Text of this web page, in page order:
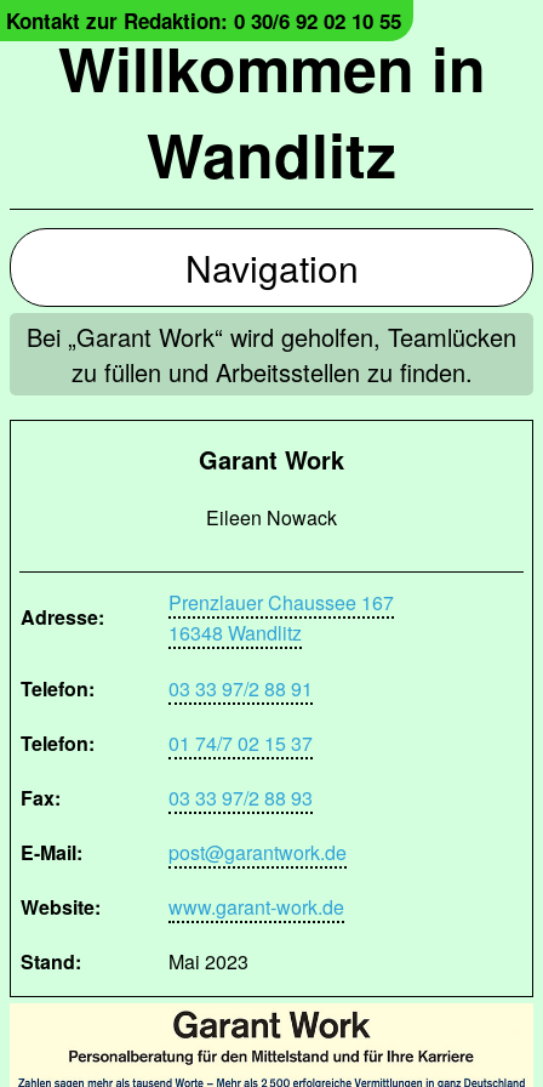
Willkommen in
Wandlitz
Kontakt zur Redaktion: 0 30/6 92 02 10 55
Navigation
Bei „Garant Work“ wird geholfen, Teamlücken
zu füllen und Arbeitsstellen zu finden.
Garant Work
Eileen Nowack
Adresse:
Prenzlauer Chaussee 167
16348 Wandlitz
Telefon:
03 33 97/2 88 91
Telefon:
01 74/7 02 15 37
Fax:
03 33 97/2 88 93
E-Mail:
post@garantwork.de
Website:
www.garant-work.de
Stand:
Mai 2023